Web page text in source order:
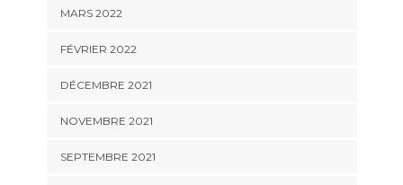
MARS 2022
FÉVRIER 2022
DÉCEMBRE 2021
NOVEMBRE 2021
SEPTEMBRE 2021